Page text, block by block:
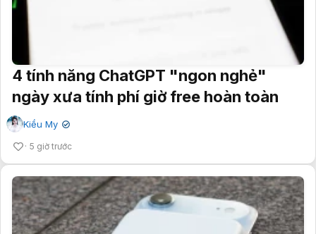
4 tính năng ChatGPT "ngon nghẻ"
ngày xưa tính phí giờ free hoàn toàn
Kiều My ✔
5 giờ trước